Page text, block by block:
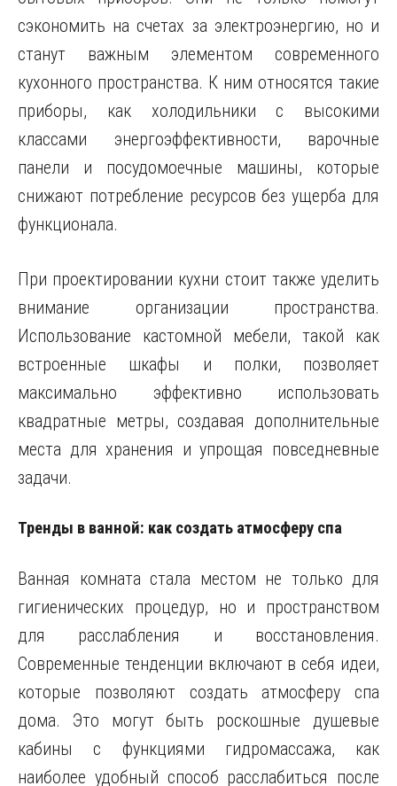
сэкономить на счетах за электроэнергию, но и
станут важным элементом современного
кухонного пространства. К ним относятся такие
приборы, как холодильники с высокими
классами энергоэффективности, варочные
панели и посудомоечные машины, которые
снижают потребление ресурсов без ущерба для
функционала.
При проектировании кухни стоит также уделить
внимание организации пространства.
Использование кастомной мебели, такой как
встроенные шкафы и полки, позволяет
максимально эффективно использовать
квадратные метры, создавая дополнительные
места для хранения и упрощая повседневные
задачи.
Тренды в ванной: как создать атмосферу спа
Ванная комната стала местом не только для
гигиенических процедур, но и пространством
для расслабления и восстановления.
Современные тенденции включают в себя идеи,
которые позволяют создать атмосферу спа
дома. Это могут быть роскошные душевые
кабины с функциями гидромассажа, как
наиболее удобный способ расслабиться после